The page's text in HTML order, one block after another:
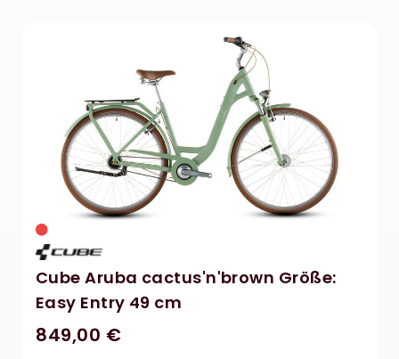
Cube Aruba cactus'n'brown Größe:
Easy Entry 49 cm
849,00 €